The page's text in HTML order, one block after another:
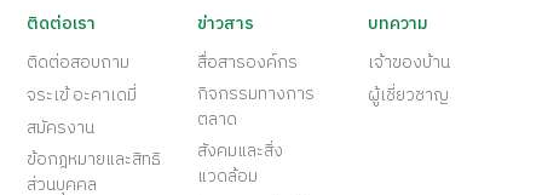
ติดต่อเรา
ติดต่อสอบถาม
จระเข้ อะคาเดมี่
สมัครงาน
ข้อกฎหมายและสิทธิ
ส่วนบุคคล
ข่าวสาร
สื่อสารองค์กร
กิจกรรมทางการ
ตลาด
สังคมและสิ่ง
แวดล้อม
บทความ
เจ้าของบ้าน
ผู้เชี่ยวชาญ